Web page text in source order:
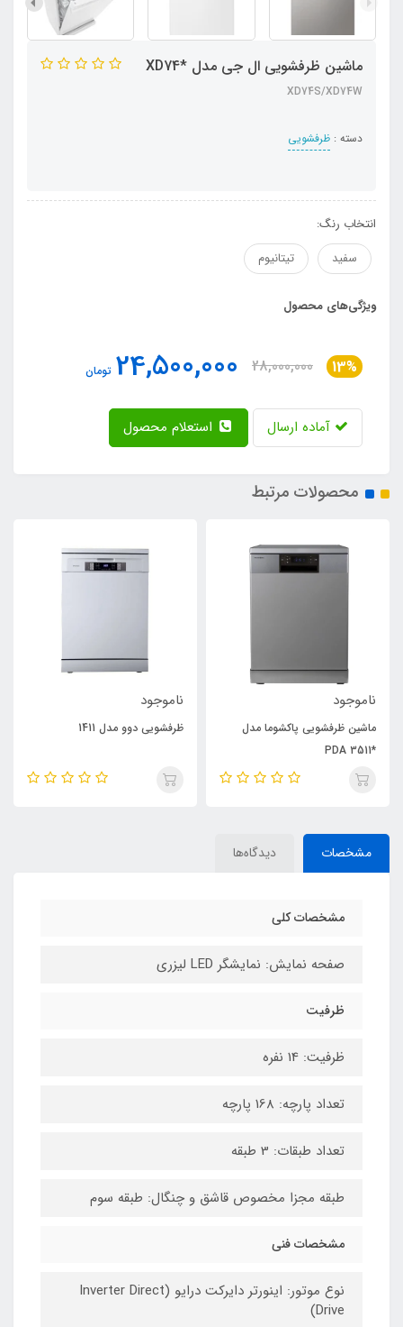
ماشین ظرفشویی ال جی مدل *XD74
XD74S/XD74W
دسته : ظرفشویی
انتخاب رنگ:
سفید
تیتانیوم
ویژگی‌های محصول
13%
28,000,000
24,500,000 تومان
آماده ارسال
محصولات مرتبط
ناموجود
ماشین ظرفشویی پاکشوما مدل
*PDA 3511
ناموجود
ظرفشویی دوو مدل 1411
مشخصات دیدگاه‌ها
مشخصات کلی
صفحه نمایش: نمایشگر LED لیزری
ظرفیت
ظرفیت: 14 نفره
تعداد پارچه: 168 پارچه
تعداد طبقات: 3 طبقه
طبقه مجزا مخصوص قاشق و چنگال: طبقه سوم
مشخصات فنی
نوع موتور: اینورتر دایرکت درایو (Inverter Direct
Drive)